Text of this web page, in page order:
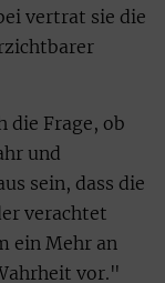
vertrat sie die
die Frage, ob
und
sein, dass die
verachtet
ein Mehr an
vor."